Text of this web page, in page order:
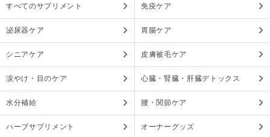
すべてのサプリメント 免疫ケア
泌尿器ケア 胃腸ケア
シニアケア 皮膚被毛ケア
涙やけ・目のケア 心臓・腎臓・肝臓デトックス
水分補給 腰・関節ケア
ハーブサプリメント オーナーグッズ